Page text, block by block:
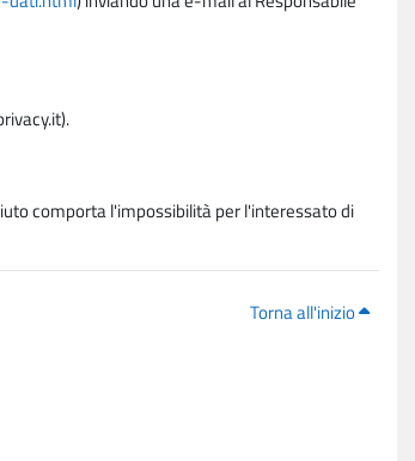
comporta l'impossibilità per l'interessato di
Torna all'inizio